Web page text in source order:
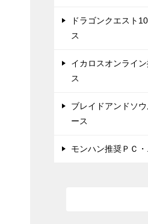
ドラゴンクエスト
ス
イカロスオンライ
ス
ブレイドアンドソ
ース
モンハン推奨ＰＣ